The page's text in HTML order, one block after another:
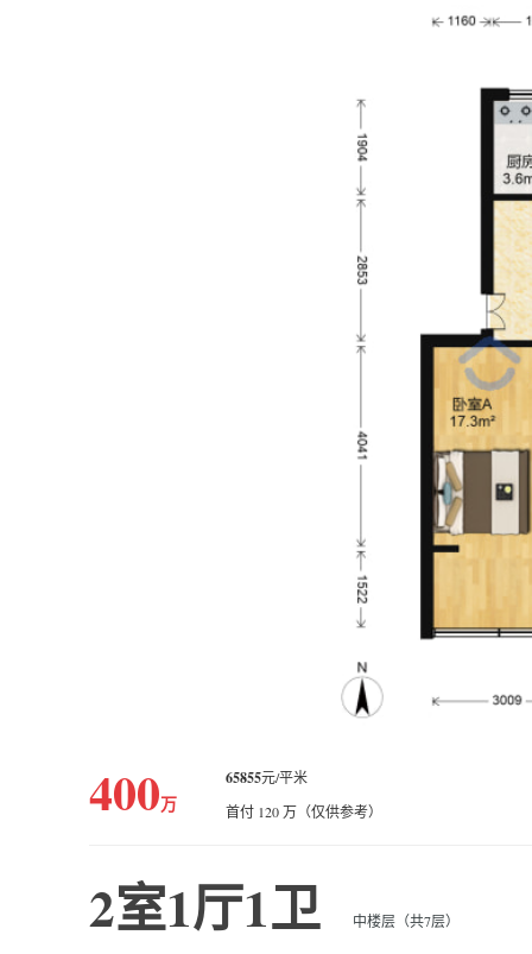
400万
65855元/平米
首付 120 万（仅供参考）
2室1厅1卫 中楼层（共7层）